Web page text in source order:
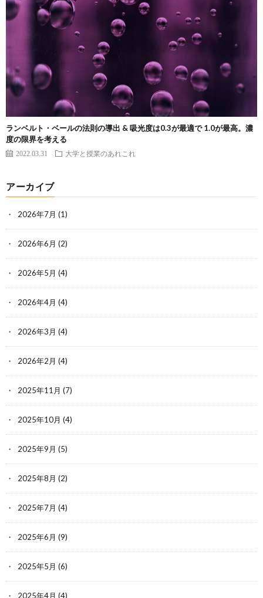
ランベルト・ベールの法則の導出 & 吸光度は0.3が最適で 1.0が最高。濃
度の限界を考える
2022.03.31 大学と授業のあれこれ
アーカイブ
2026年7月 (1)
2026年6月 (2)
2026年5月 (4)
2026年4月 (4)
2026年3月 (4)
2026年2月 (4)
2025年11月 (7)
2025年10月 (4)
2025年9月 (5)
2025年8月 (2)
2025年7月 (4)
2025年6月 (9)
2025年5月 (6)
2025年4月 (4)